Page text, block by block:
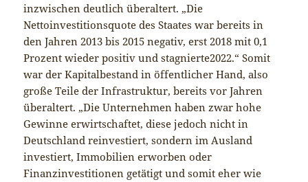
inzwischen deutlich überaltert. „Die
Nettoinvestitionsquote des Staates war bereits in
den Jahren 2013 bis 2015 negativ, erst 2018 mit 0,1
Prozent wieder positiv und stagnierte2022.“ Somit
war der Kapitalbestand in öffentlicher Hand, also
große Teile der Infrastruktur, bereits vor Jahren
überaltert. „Die Unternehmen haben zwar hohe
Gewinne erwirtschaftet, diese jedoch nicht in
Deutschland reinvestiert, sondern im Ausland
investiert, Immobilien erworben oder
Finanzinvestitionen getätigt und somit eher wie